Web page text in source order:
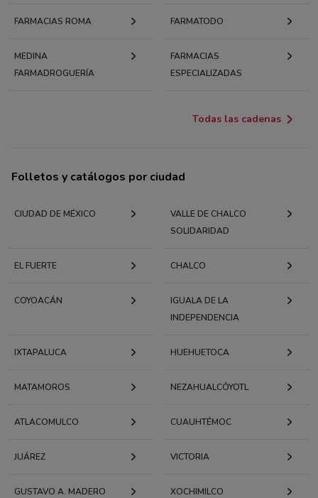
FARMACIAS ROMA FARMATODO
MEDINA
FARMADROGUERÍA
FARMACIAS
ESPECIALIZADAS
Todas las cadenas
Folletos y catálogos por ciudad
CIUDAD DE MÉXICO
VALLE DE CHALCO
SOLIDARIDAD
EL FUERTE CHALCO
COYOACÁN
IGUALA DE LA
INDEPENDENCIA
IXTAPALUCA HUEHUETOCA
MATAMOROS NEZAHUALCÓYOTL
ATLACOMULCO CUAUHTÉMOC
JUÁREZ VICTORIA
GUSTAVO A. MADERO XOCHIMILCO